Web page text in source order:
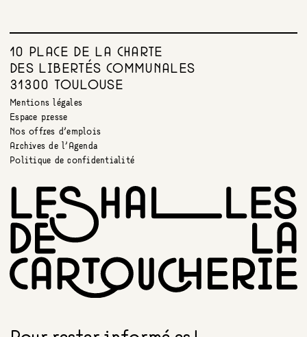
10 PLACE DE LA CHARTE
DES LIBERTÉS COMMUNALES
31300 TOULOUSE
Mentions légales
Espace presse
Nos offres d’emplois
Archives de l’Agenda
Politique de confidentialité